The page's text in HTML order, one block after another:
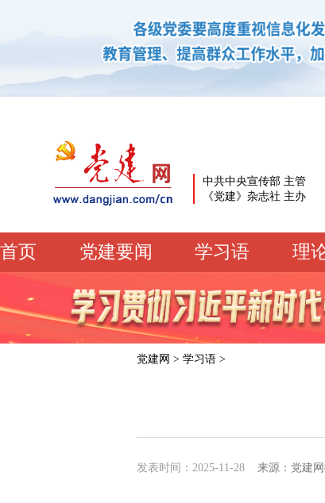
中共中央宣传部 主管
《党建》杂志社 主办
首页 党建要闻 学习语 理
学习语 党建网微平台
机关党建
校园党建 企业党建
党建网 > 学习语 >
发表时间：2025-11-28 来源：党建